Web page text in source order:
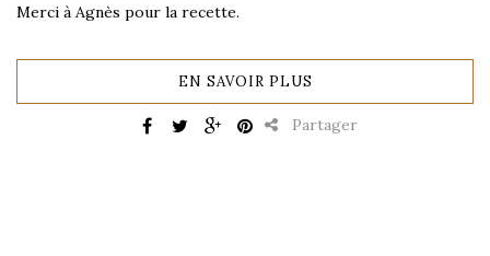
Merci à Agnès pour la recette.
EN SAVOIR PLUS
Partager